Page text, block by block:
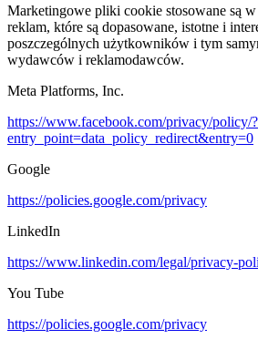
Marketingowe pliki cookie stosowane są
reklam, które są dopasowane, istotne i
poszczególnych użytkowników i tym
wydawców i reklamodawców.
Meta Platforms, Inc.
https://www.facebook.com/privacy/policy/?
entry_point=data_policy_redirect&entry=0
Google
https://policies.google.com/privacy
LinkedIn
https://www.linkedin.com/legal/privacy-
You Tube
https://policies.google.com/privacy